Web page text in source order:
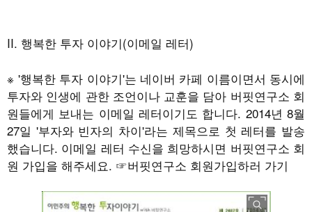
II. 행복한 투자 이야기(이메일 레터)
※ '행복한 투자 이야기'는 네이버 카페 이름이면서 동시에
투자와 인생에 관한 조언이나 교훈을 담아 버핏연구소 회
원들에게 보내는 이메일 레터이기도 합니다. 2014년 8월
27일 '부자와 빈자의 차이'라는 제목으로 첫 레터를 발송
했습니다. 이메일 레터 수신을 희망하시면 버핏연구소 회
원 가입을 해주세요. ☞버핏연구소 회원가입하러 가기